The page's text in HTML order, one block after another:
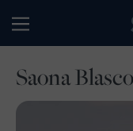
Saona